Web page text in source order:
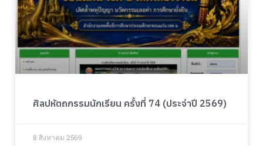
ศิลปหัตถกรรมนักเรียน ครั้งที่ 74 (ประจำปี 2569)
8 สิงหาคม 2569